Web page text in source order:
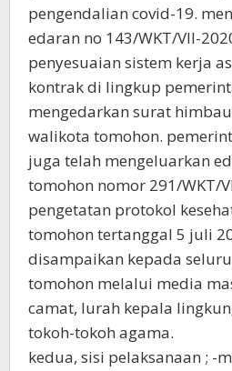
pengendalian covid-19.
edaran no 143/WKT/VII-
penyesuaian sistem kerja
kontrak di lingkup
mengedarkan surat
walikota tomohon.
juga telah mengeluarkan
tomohon nomor 291/WKT/
pengetatan protokol
tomohon tertanggal 5 juli
disampaikan kepada
tomohon melalui media
camat, lurah kepala
tokoh-tokoh agama.
kedua, sisi pelaksanaan ; -